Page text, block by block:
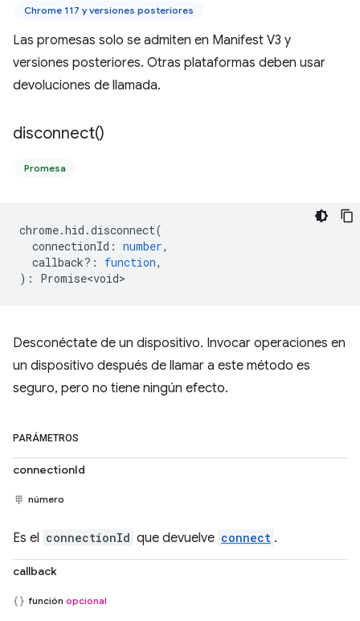
Chrome 117 y versiones posteriores
Las promesas solo se admiten en Manifest V3 y
versiones posteriores. Otras plataformas deben usar
devoluciones de llamada.
disconnect()
Promesa
chrome.hid .disconnect(
connectionId : number,
callback? : function,
) : Promise<void>
Desconéctate de un dispositivo. Invocar operaciones en
un dispositivo después de llamar a este método es
seguro, pero no tiene ningún efecto.
PARÁMETROS
connectionId
número
Es el connectionId que devuelve connect .
callback
función opcional